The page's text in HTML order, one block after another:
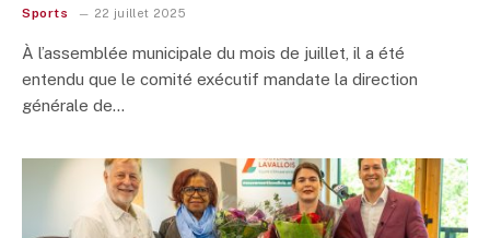
Sports 22 juillet 2025
À l’assemblée municipale du mois de juillet, il a été
entendu que le comité exécutif mandate la direction
générale de…